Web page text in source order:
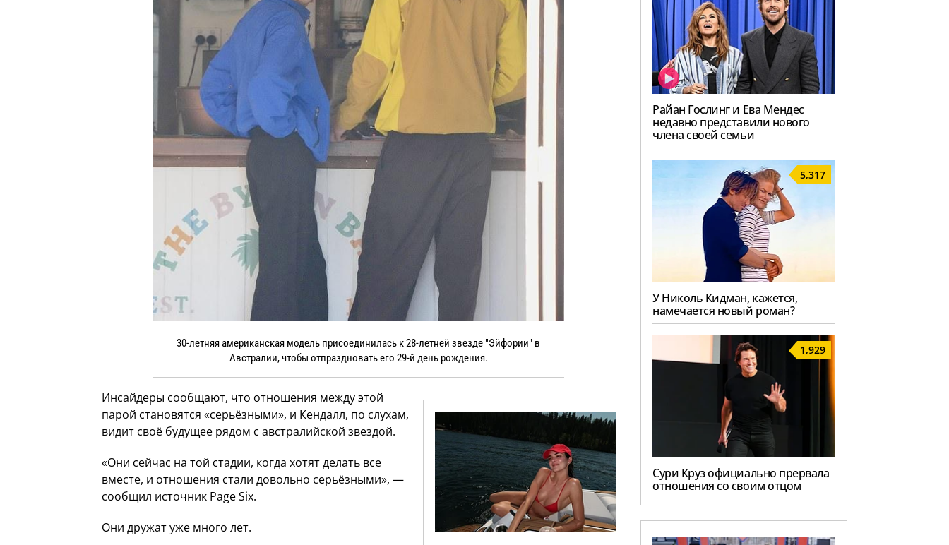
30-летняя американская модель присоединилась к 28-летней звезде "Эйфории" в
Австралии, чтобы отпраздновать его 29-й день рождения.
Инсайдеры сообщают, что отношения между этой
парой становятся «серьёзными», и Кендалл, по слухам,
видит своё будущее рядом с австралийской звездой.
«Они сейчас на той стадии, когда хотят делать все
вместе, и отношения стали довольно серьёзными», —
сообщил источник Page Six.
Они дружат уже много лет.
Райан Гослинг и Ева Мендес
недавно представили нового
члена своей семьи
5,317
У Николь Кидман, кажется,
намечается новый роман?
1,929
Сури Круз официально прервала
отношения со своим отцом